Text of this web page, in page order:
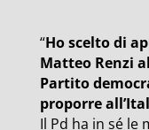
“Ho scelto di
Matteo Renzi
Partito
proporre
Il Pd ha in sé le